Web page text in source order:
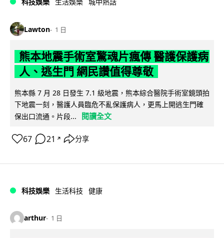
科技娛樂 生活娛樂 城中熱話
Lawton 1 日
熊本地震手術室驚魂片瘋傳 醫護保護病
人、逃生門 網民讚值得尊敬
熊本縣 7 月 28 日發生 7.1 級地震，熊本綜合醫院手術室鏡頭拍
下地震一刻，醫護人員臨危不亂保護病人，更馬上開逃生門確
保出口流通。片段...
閱讀全文
67 21 ↗ 分享
科技娛樂 生活科技 健康
arthur 1 日